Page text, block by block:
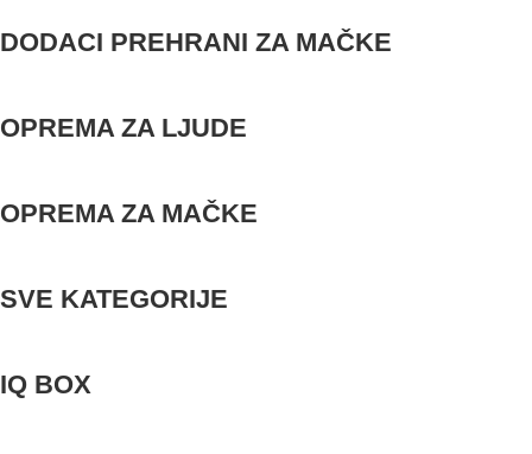
DODACI PREHRANI ZA MAČKE
OPREMA ZA LJUDE
OPREMA ZA MAČKE
SVE KATEGORIJE
IQ BOX